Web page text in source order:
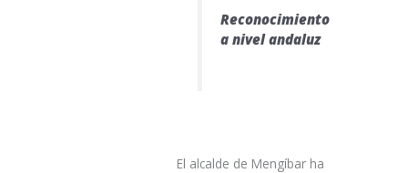
Reconocimiento
a nivel andaluz
El alcalde de Mengíbar ha